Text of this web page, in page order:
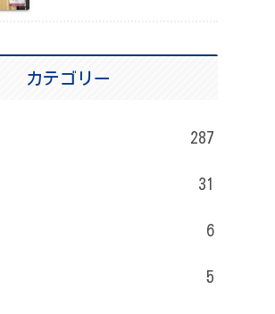
カテゴリー
287
31
6
5